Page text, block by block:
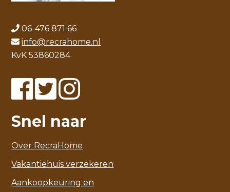
06-476 871 66
info@recrahome.nl
KvK 53860284
Snel naar
Over RecraHome
Vakantiehuis verzekeren
Aankoopkeuring en